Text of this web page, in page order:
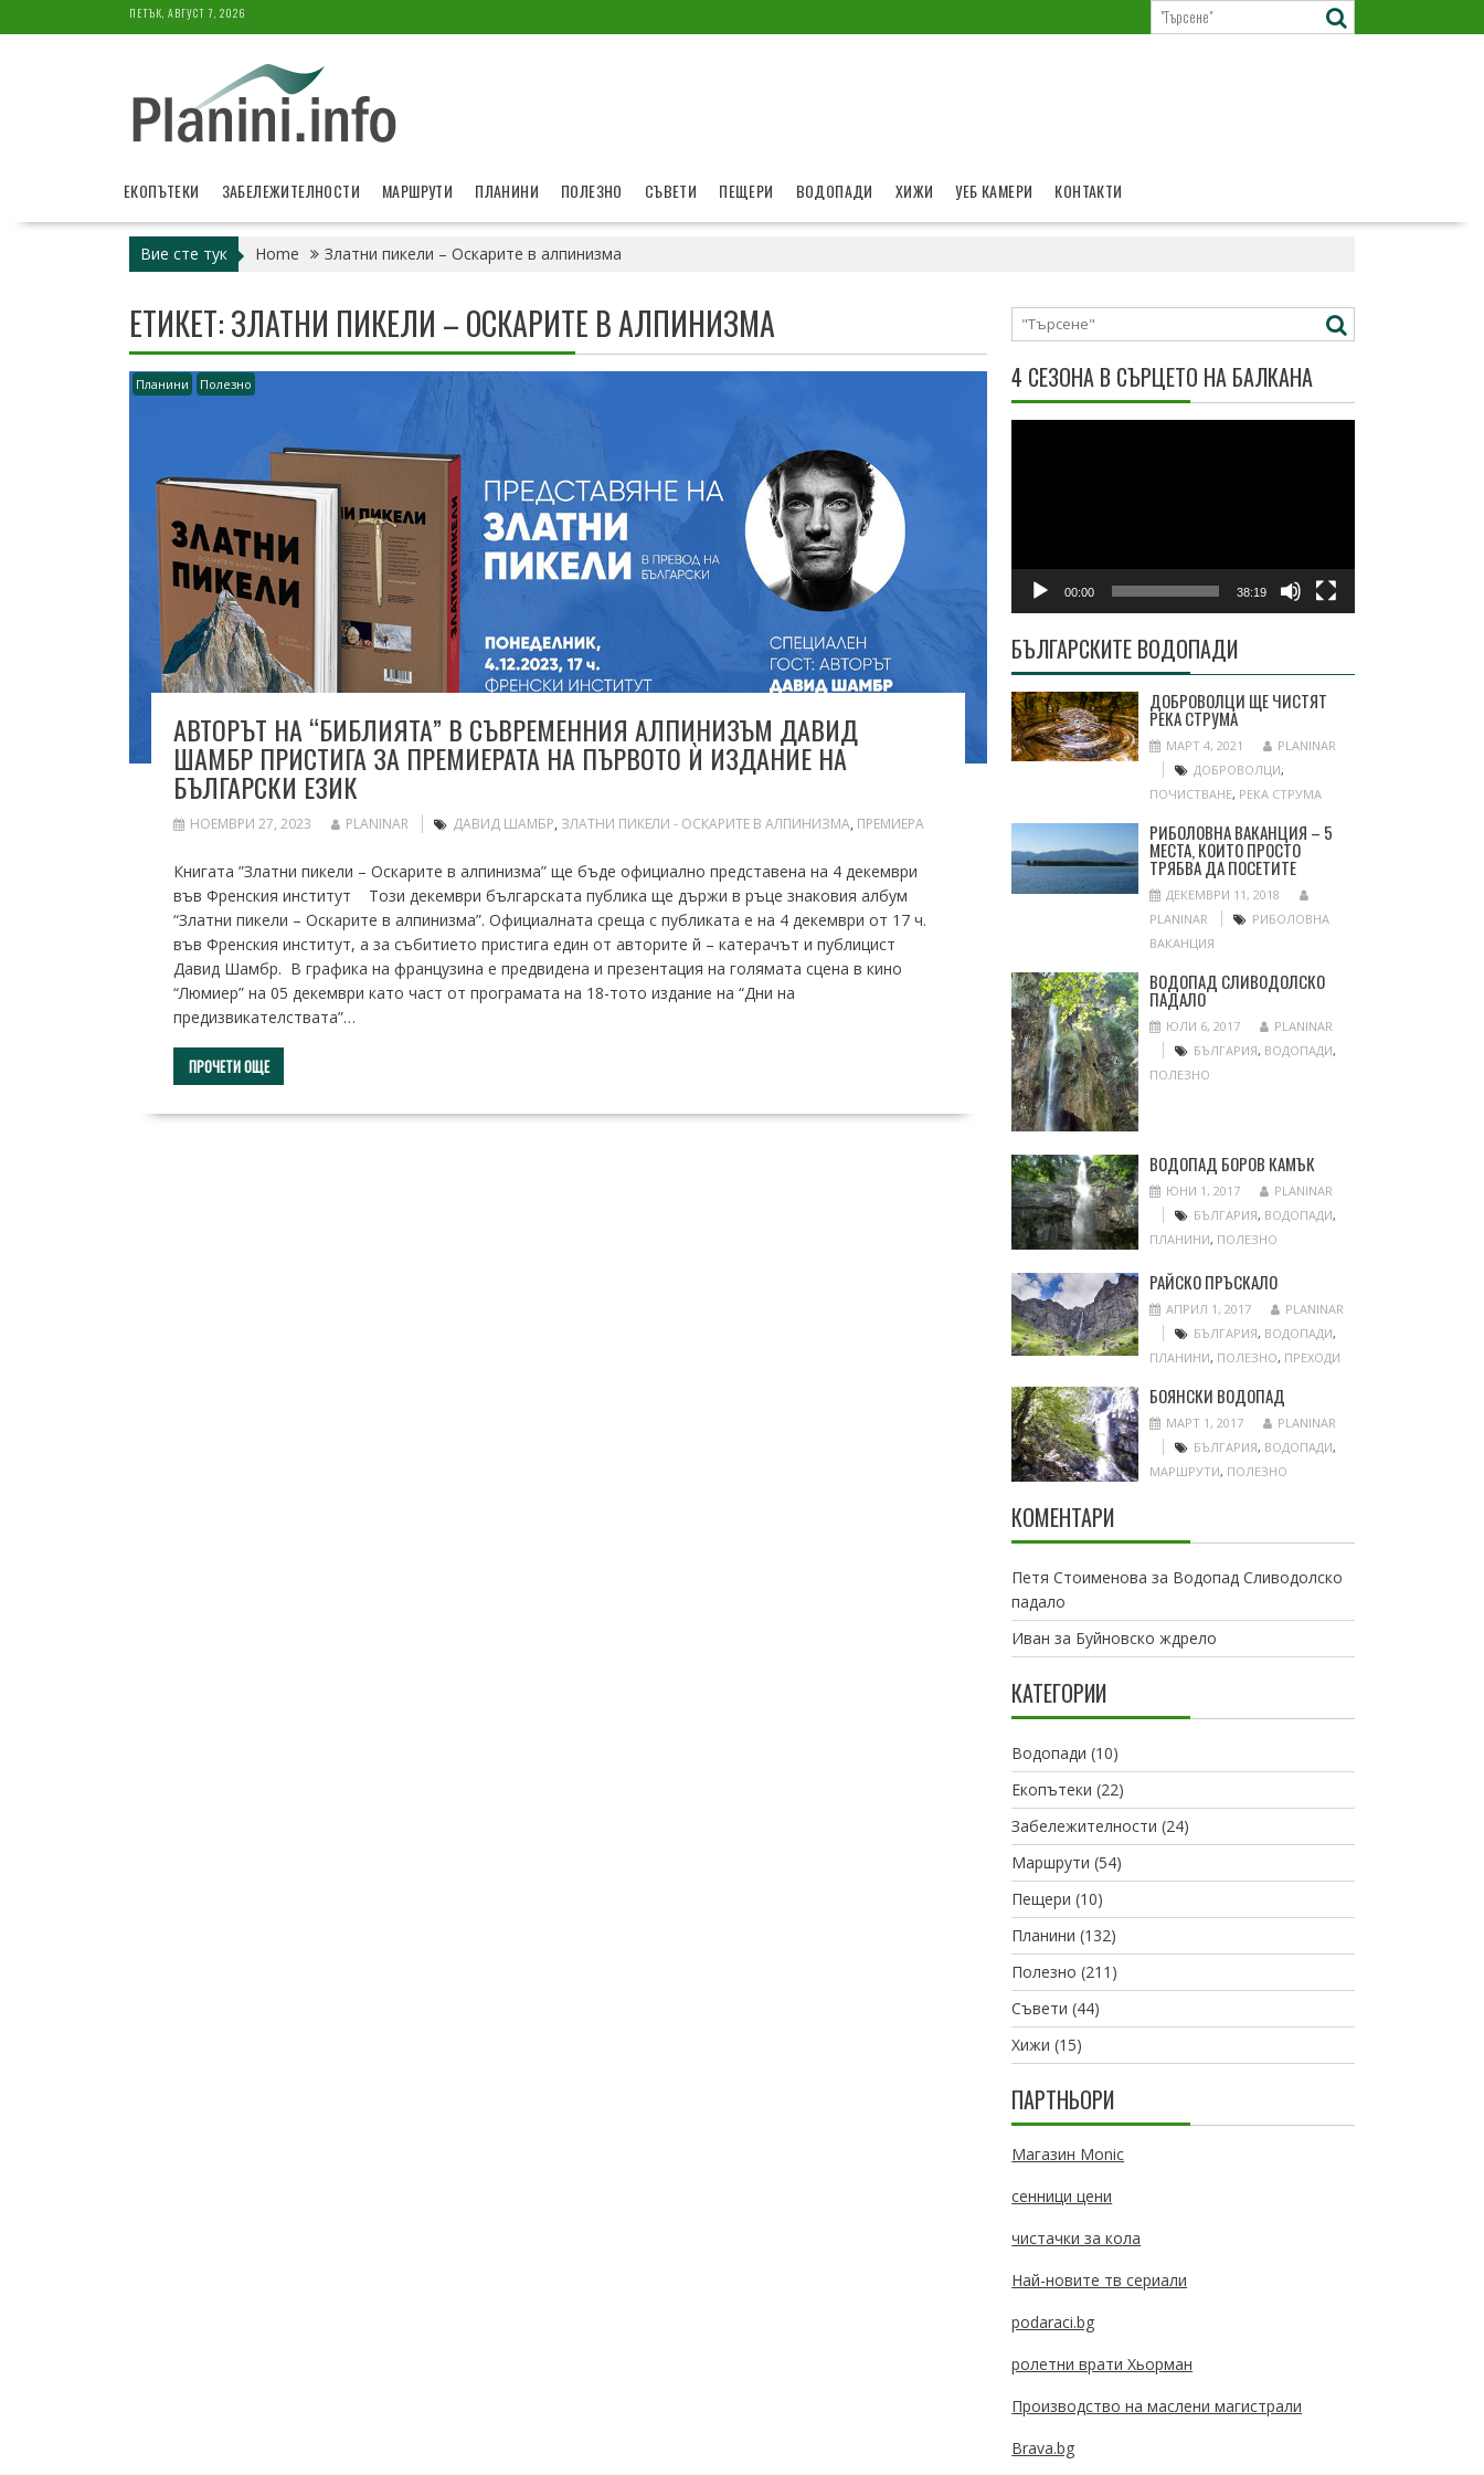
to
ПЕТЪК, АВГУСТ 7, 2026
ЕКОПЪТЕКИ ЗАБЕЛЕЖИТЕЛНОСТИ МАРШРУТИ ПЛАНИНИ ПОЛЕЗНО СЪВЕТИ ПЕЩЕРИ ВОДОПАДИ ХИЖИ УЕБ КАМЕРИ КОНТАКТИ
Вие сте тук Home Златни пикели – Оскарите в алпинизма
ЕТИКЕТ:ЗЛАТНИ ПИКЕЛИ – ОСКАРИТЕ В АЛПИНИЗМА
Планини Полезно
АВТОРЪТ НА “БИБЛИЯТА” В СЪВРЕМЕННИЯ АЛПИНИЗЪМ ДАВИД
ШАМБР ПРИСТИГА ЗА ПРЕМИЕРАТА НА ПЪРВОТО Ѝ ИЗДАНИЕ НА
БЪЛГАРСКИ ЕЗИК
НОЕМВРИ 27, 2023 PLANINAR ДАВИД ШАМБР, ЗЛАТНИ ПИКЕЛИ - ОСКАРИТЕ В АЛПИНИЗМА, ПРЕМИЕРА
Книгата ”Златни пикели – Оскарите в алпинизма” ще бъде официално представена на 4 декември
във Френския институт Този декември българската публика ще държи в ръце знаковия албум
“Златни пикели – Оскарите в алпинизма”. Официалната среща с публиката е на 4 декември от 17 ч.
във Френския институт, а за събитието пристига един от авторите й – катерачът и публицист
Давид Шамбр. В графика на французина е предвидена и презентация на голямата сцена в кино
“Люмиер” на 05 декември като част от програмата на 18-тото издание на “Дни на
предизвикателствата”…
ПРОЧЕТИ ОЩЕ
4 СЕЗОНА В СЪРЦЕТО НА БАЛКАНА
00:00 38:19
БЪЛГАРСКИТЕ ВОДОПАДИ
ДОБРОВОЛЦИ ЩЕ ЧИСТЯТ
РЕКА СТРУМА
МАРТ 4, 2021
PLANINAR
ДОБРОВОЛЦИ,
ПОЧИСТВАНЕ, РЕКА СТРУМА
РИБОЛОВНА ВАКАНЦИЯ – 5
МЕСТА, КОИТО ПРОСТО
ТРЯБВА ДА ПОСЕТИТЕ
ДЕКЕМВРИ 11, 2018
PLANINAR
РИБОЛОВНА
ВАКАНЦИЯ
ВОДОПАД СЛИВОДОЛСКО
ПАДАЛО
ЮЛИ 6, 2017
PLANINAR
БЪЛГАРИЯ, ВОДОПАДИ,
ПОЛЕЗНО
ВОДОПАД БОРОВ КАМЪК
ЮНИ 1, 2017
PLANINAR
БЪЛГАРИЯ, ВОДОПАДИ,
ПЛАНИНИ, ПОЛЕЗНО
РАЙСКО ПРЪСКАЛО
АПРИЛ 1, 2017
PLANINAR
БЪЛГАРИЯ, ВОДОПАДИ,
ПЛАНИНИ, ПОЛЕЗНО, ПРЕХОДИ
БОЯНСКИ ВОДОПАД
МАРТ 1, 2017
PLANINAR
БЪЛГАРИЯ, ВОДОПАДИ,
МАРШРУТИ, ПОЛЕЗНО
КОМЕНТАРИ
Петя Стоименова за Водопад Сливодолско
падало
Иван за Буйновско ждрело
КАТЕГОРИИ
Водопади (10)
Екопътеки (22)
Забележителности (24)
Маршрути (54)
Пещери (10)
Планини (132)
Полезно (211)
Съвети (44)
Хижи (15)
ПАРТНЬОРИ
Магазин Monic
сенници цени
чистачки за кола
Най-новите тв сериали
podaraci.bg
ролетни врати Хьорман
Производство на маслени магистрали
Brava.bg